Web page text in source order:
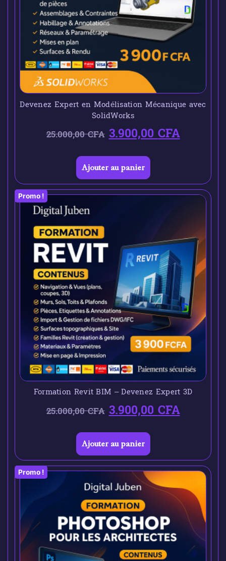
Devenez Expert en Modélisation Mécanique avec
SolidWorks
25.000,00CFA 3.900,00CFA
Ajouter au panier
Promo !
Formation Revit BIM – Devenez Expert 3D
25.000,00CFA 3.900,00CFA
Ajouter au panier
Promo !